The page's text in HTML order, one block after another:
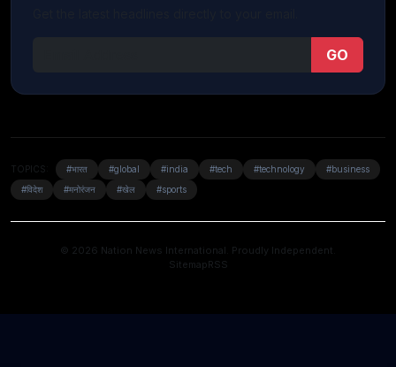
GO
TOPICS: #भारत #global #india #tech #technology
#business
#विदेश
#मनोरंजन #खेल #sports
© 2026 Nation News International. Proudly Independent.
SitemapRSS